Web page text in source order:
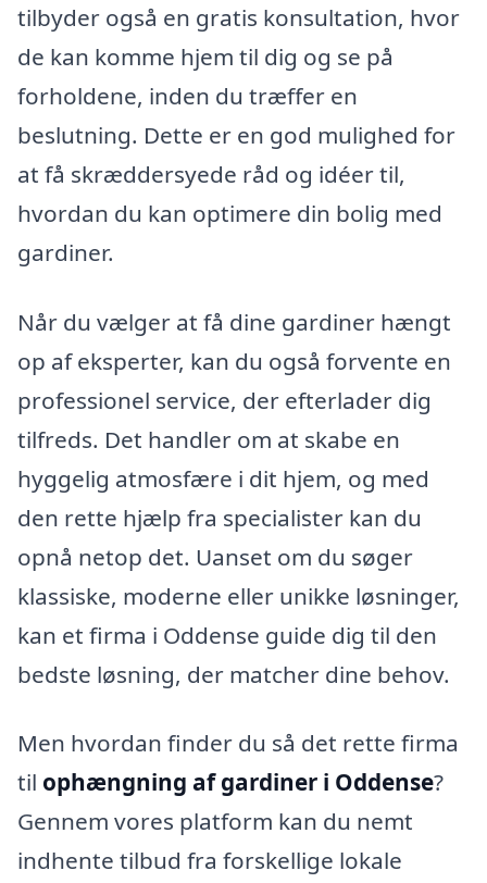
tilbyder også en gratis konsultation, hvor
de kan komme hjem til dig og se på
forholdene, inden du træffer en
beslutning. Dette er en god mulighed for
at få skræddersyede råd og idéer til,
hvordan du kan optimere din bolig med
gardiner.
Når du vælger at få dine gardiner hængt
op af eksperter, kan du også forvente en
professionel service, der efterlader dig
tilfreds. Det handler om at skabe en
hyggelig atmosfære i dit hjem, og med
den rette hjælp fra specialister kan du
opnå netop det. Uanset om du søger
klassiske, moderne eller unikke løsninger,
kan et firma i Oddense guide dig til den
bedste løsning, der matcher dine behov.
Men hvordan finder du så det rette firma
til ophængning af gardiner i Oddense?
Gennem vores platform kan du nemt
indhente tilbud fra forskellige lokale